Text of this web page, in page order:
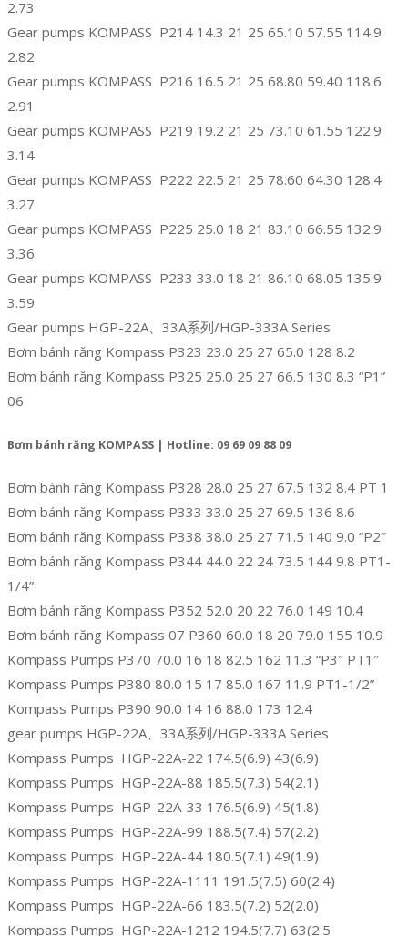
2.73
Gear pumps KOMPASS P214 14.3 21 25 65.10 57.55 114.9
2.82
Gear pumps KOMPASS P216 16.5 21 25 68.80 59.40 118.6
2.91
Gear pumps KOMPASS P219 19.2 21 25 73.10 61.55 122.9
3.14
Gear pumps KOMPASS P222 22.5 21 25 78.60 64.30 128.4
3.27
Gear pumps KOMPASS P225 25.0 18 21 83.10 66.55 132.9
3.36
Gear pumps KOMPASS P233 33.0 18 21 86.10 68.05 135.9
3.59
Gear pumps HGP-22A、33A系列/HGP-333A Series
Bơm bánh răng Kompass P323 23.0 25 27 65.0 128 8.2
Bơm bánh răng Kompass P325 25.0 25 27 66.5 130 8.3 “P1”
06
Bơm bánh răng KOMPASS | Hotline: 09 69 09 88 09
Bơm bánh răng Kompass P328 28.0 25 27 67.5 132 8.4 PT 1
Bơm bánh răng Kompass P333 33.0 25 27 69.5 136 8.6
Bơm bánh răng Kompass P338 38.0 25 27 71.5 140 9.0 “P2″
Bơm bánh răng Kompass P344 44.0 22 24 73.5 144 9.8 PT1-
1/4”
Bơm bánh răng Kompass P352 52.0 20 22 76.0 149 10.4
Bơm bánh răng Kompass 07 P360 60.0 18 20 79.0 155 10.9
Kompass Pumps P370 70.0 16 18 82.5 162 11.3 “P3″ PT1″
Kompass Pumps P380 80.0 15 17 85.0 167 11.9 PT1-1/2”
Kompass Pumps P390 90.0 14 16 88.0 173 12.4
gear pumps HGP-22A、33A系列/HGP-333A Series
Kompass Pumps HGP-22A-22 174.5(6.9) 43(6.9)
Kompass Pumps HGP-22A-88 185.5(7.3) 54(2.1)
Kompass Pumps HGP-22A-33 176.5(6.9) 45(1.8)
Kompass Pumps HGP-22A-99 188.5(7.4) 57(2.2)
Kompass Pumps HGP-22A-44 180.5(7.1) 49(1.9)
Kompass Pumps HGP-22A-1111 191.5(7.5) 60(2.4)
Kompass Pumps HGP-22A-66 183.5(7.2) 52(2.0)
Kompass Pumps HGP-22A-1212 194.5(7.7) 63(2.5